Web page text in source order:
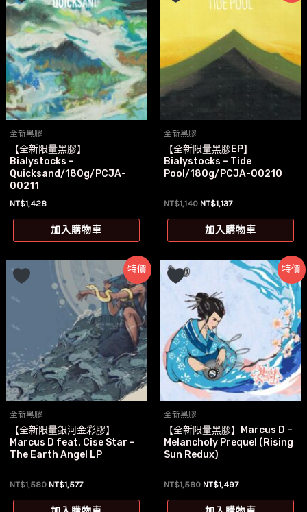
全新黑膠
【全新限量黑膠】
Bialystocks –
Quicksand/180g/PCJA-
00211
NT$1,428
加入購物車
全新黑膠
【全新限量黑膠EP】
Bialystocks – Tide
Pool/180g/PCJA-00210
NT$1,140 原
價
格：
NT$1,137目
價
格：
加入購物車
特價
全新黑膠
【全新限量銀河金彩膠】
Marcus D feat. Cise Star –
The Earth Angel LP
NT$1,580 原
價
NT$1,577目
價
特價
全新黑膠
【全新限量黑膠】Marcus D –
Melancholy Prequel (Rising
Sun Redux)
NT$1,580 原
價
NT$1,497目
價